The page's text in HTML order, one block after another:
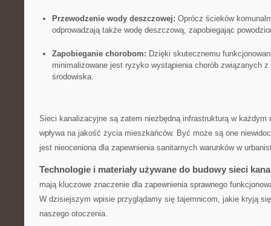
Przewodzenie‌ wody deszczowej: Oprócz ścieków
odprowadzają także wodę deszczową, zapobiegając
Zapobieganie chorobom: Dzięki skutecznemu
minimalizowane jest ryzyko wystąpienia chorób związanych​
środowiska.
Sieci​ kanalizacyjne są zatem niezbędną infrastrukturą w każdym
wpływa na ‍jakość‌ życia mieszkańców. Być może są one
jest ‍nieoceniona dla zapewnienia sanitarnych warunków w
Technologie i ⁣materiały używane do budowy sieci‌
mają kluczowe znaczenie dla ​zapewnienia sprawnego
W dzisiejszym wpisie przyglądamy się⁢ tajemnicom,​ jakie kryją
naszego‍ otoczenia.